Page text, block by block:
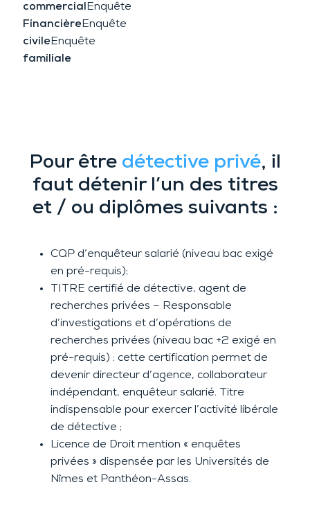
commercial Enquête
FinancièreEnquête
civileEnquête
familiale
Pour être détective privé, il
faut détenir l’un des titres
et / ou diplômes suivants :
CQP d’enquêteur salarié (niveau bac exigé
en pré-requis);
TITRE certifié de détective, agent de
recherches privées – Responsable
d’investigations et d’opérations de
recherches privées (niveau bac +2 exigé en
pré-requis) : cette certification permet de
devenir directeur d’agence, collaborateur
indépendant, enquêteur salarié. Titre
indispensable pour exercer l’activité libérale
de détective ;
Licence de Droit mention « enquêtes
privées » dispensée par les Universités de
Nîmes et Panthéon-Assas.